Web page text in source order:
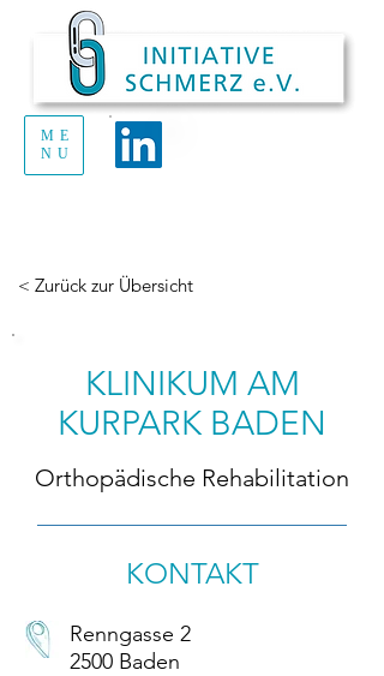
ME
NU
< Zurück zur Übersicht
KLINIKUM AM
KURPARK BADEN
Orthopädische Rehabilitation
KONTAKT
Renngasse 2
2500 Baden